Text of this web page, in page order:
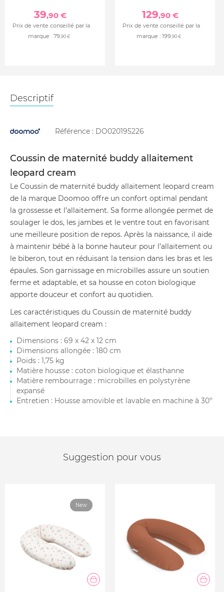
39,90 €
Prix de vente conseillé par la
marque : 79,90 €
129,90 €
Prix de vente conseillé par la
marque : 199,90 €
Descriptif
Référence : DO020195226
Coussin de maternité buddy allaitement
leopard cream
Le Coussin de maternité buddy allaitement leopard cream
de la marque Doomoo offre un confort optimal pendant
la grossesse et l’allaitement. Sa forme allongée permet de
soulager le dos, les jambes et le ventre tout en favorisant
une meilleure position de repos. Après la naissance, il aide
à maintenir bébé à la bonne hauteur pour l’allaitement ou
le biberon, tout en réduisant la tension dans les bras et les
épaules. Son garnissage en microbilles assure un soutien
ferme et adaptable, et sa housse en coton biologique
apporte douceur et confort au quotidien.
Les caractéristiques du Coussin de maternité buddy
allaitement leopard cream :
Dimensions : 69 x 42 x 12 cm
Dimensions allongée : 180 cm
Poids : 1,75 kg
Matière housse : coton biologique et élasthanne
Matière rembourrage : microbilles en polystyrène
expansé
Entretien : Housse amovible et lavable en machine à 30°
Suggestion pour vous
New